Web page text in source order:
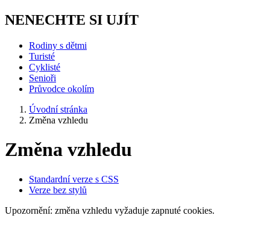
NENECHTE SI UJÍT
Rodiny s dětmi
Turisté
Cyklisté
Senioři
Průvodce okolím
Úvodní stránka
Změna vzhledu
Změna vzhledu
Standardní verze s CSS
Verze bez stylů
Upozornění: změna vzhledu vyžaduje zapnuté cookies.